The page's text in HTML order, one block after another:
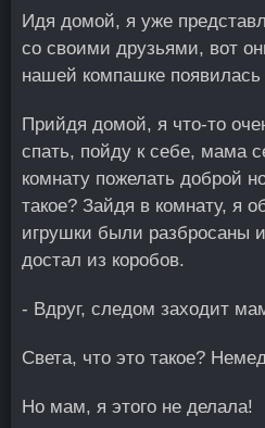
Идя домой, я уже
со своими друзьями, вот
нашей компашке появилась
Прийдя домой, я что-то
спать, пойду к себе, мама
комнату пожелать доброй
такое? Зайдя в комнату, я
игрушки были разбросаны
достал из коробов.
- Вдруг, следом заходит
Света, что это такое?
Но мам, я этого не делала!